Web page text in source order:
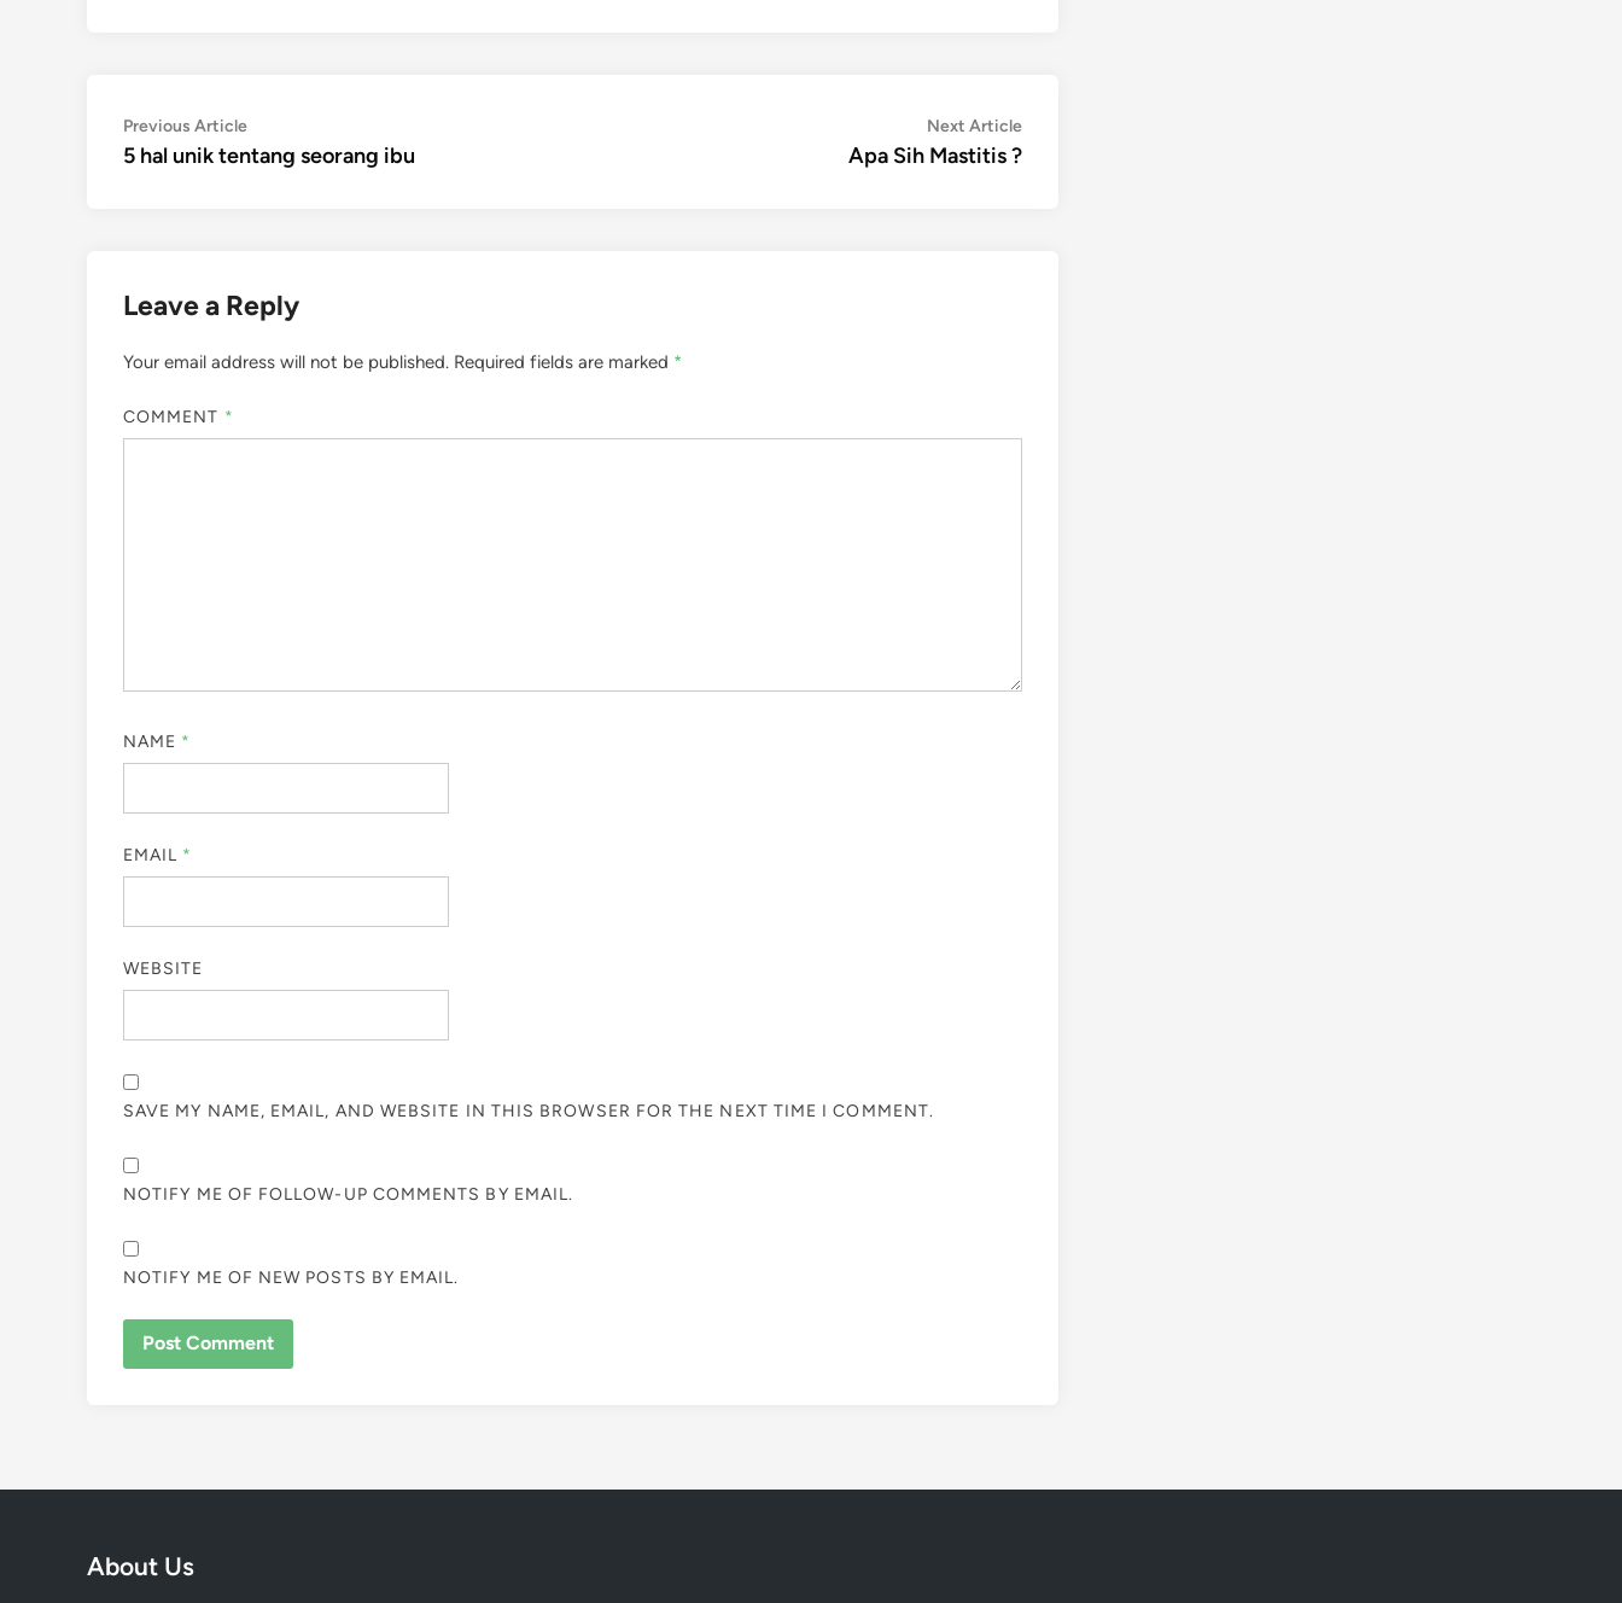
Post
navigation
Previous ArticlePrevious
article:
5 hal unik tentang seorang ibu
Next ArticleNext
article:
Apa Sih Mastitis ?
Leave a Reply
Your email address will not be published. Required fields are marked *
COMMENT *
NAME *
EMAIL *
WEBSITE
SAVE MY NAME, EMAIL, AND WEBSITE IN THIS BROWSER FOR THE NEXT TIME I COMMENT.
NOTIFY ME OF FOLLOW-UP COMMENTS BY EMAIL.
NOTIFY ME OF NEW POSTS BY EMAIL.
About Us